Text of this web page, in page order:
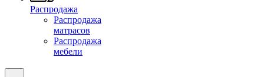
Распродажа
Распродажа
матрасов
Распродажа
мебели